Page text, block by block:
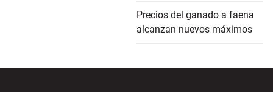
Precios del ganado a faena
alcanzan nuevos máximos